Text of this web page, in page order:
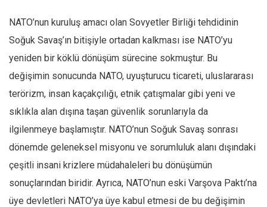
NATO’nun kuruluş amacı olan Sovyetler Birliği tehdidinin
Soğuk Savaş’ın bitişiyle ortadan kalkması ise NATO’yu
yeniden bir köklü dönüşüm sürecine sokmuştur. Bu
değişimin sonucunda NATO, uyuşturucu ticareti, uluslararası
terörizm, insan kaçakçılığı, etnik çatışmalar gibi yeni ve
sıklıkla alan dışına taşan güvenlik sorunlarıyla da
ilgilenmeye başlamıştır. NATO’nun Soğuk Savaş sonrası
dönemde geleneksel misyonu ve sorumluluk alanı dışındaki
çeşitli insani krizlere müdahaleleri bu dönüşümün
sonuçlarından biridir. Ayrıca, NATO’nun eski Varşova Paktı’na
üye devletleri NATO’ya üye kabul etmesi de bu değişimin